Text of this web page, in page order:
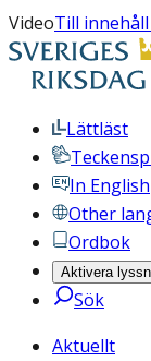
VideoTill
Lättläst
In English
Other
Ordbok
Aktivera
Sök
Aktuellt